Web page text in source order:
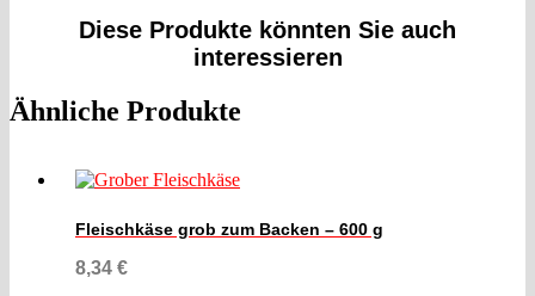
Diese Produkte könnten Sie auch
interessieren
Ähnliche Produkte
Fleischkäse grob zum Backen – 600 g
8,34 €